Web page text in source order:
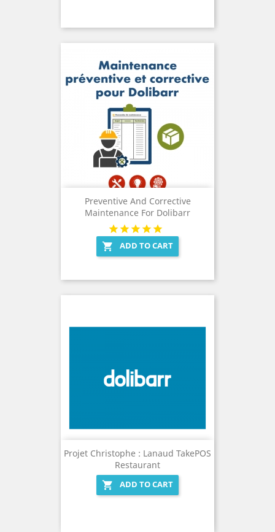
Preventive And Corrective
Maintenance For Dolibarr
 ADD TO CART
Projet Christophe : Lanaud TakePOS
Restaurant

ADD TO CART